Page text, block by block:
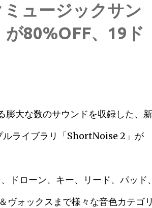
ュージックサン
80%OFF、19ド
大な数のサウンドを収録した、新
ルライブラリ「ShortNoise 2」が
ドローン、キー、リード、パッド、
ォックスまで様々な音色カテゴリ